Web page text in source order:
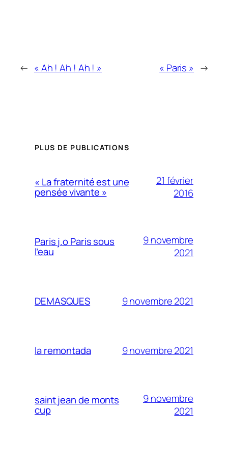
← « Ah ! Ah ! Ah ! » « Paris » →
PLUS DE PUBLICATIONS
« La fraternité est une
pensée vivante »
21 février
2016
Paris j.o Paris sous
l’eau
9 novembre
2021
DEMASQUES 9 novembre 2021
la remontada 9 novembre 2021
saint jean de monts
cup
9 novembre
2021